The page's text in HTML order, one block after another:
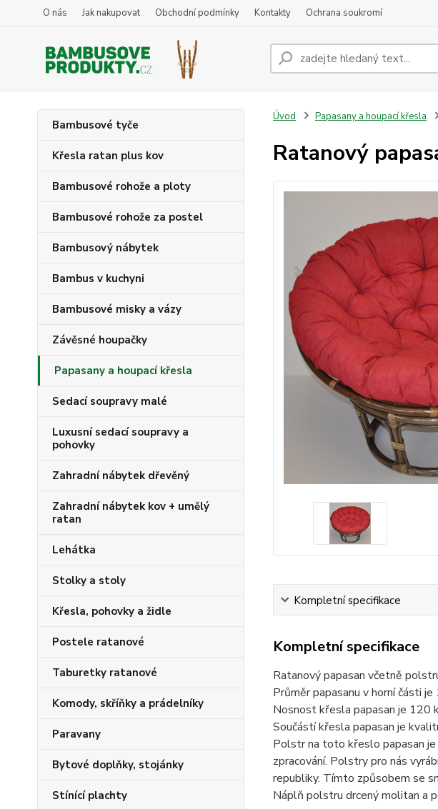
O nás Jak nakupovat Obchodní podmínky Kontakty Ochrana soukromí
Bambusové tyče
Křesla ratan plus kov
Bambusové rohože a ploty
Bambusové rohože za postel
Bambusový nábytek
Bambus v kuchyni
Bambusové misky a vázy
Závěsné houpačky
Papasany a houpací křesla
Sedací soupravy malé
Luxusní sedací soupravy a
pohovky
Zahradní nábytek dřevěný
Zahradní nábytek kov + umělý
ratan
Lehátka
Stolky a stoly
Křesla, pohovky a židle
Postele ratanové
Taburetky ratanové
Komody, skříňky a prádelníky
Paravany
Bytové doplňky, stojánky
Stínící plachty
Úvod Papasany a houpací křesla
Ratanový
Kompletní specifikace
Kompletní specifikace
Ratanový papasan včetně
Průměr papasanu v horní části
Nosnost křesla papasan je 120
Součástí křesla papasan je
Polstr na toto křeslo papasan
zpracování. Polstry pro nás
republiky. Tímto způsobem se
Náplň polstru drcený molitan a